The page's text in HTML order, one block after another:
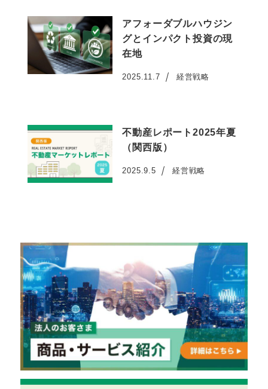
アフォーダブルハウジン
グとインパクト投資の現
在地
投稿日
2025.11.7 経営戦略
不動産レポート2025年夏
（関西版）
投稿日
2025.9.5 経営戦略